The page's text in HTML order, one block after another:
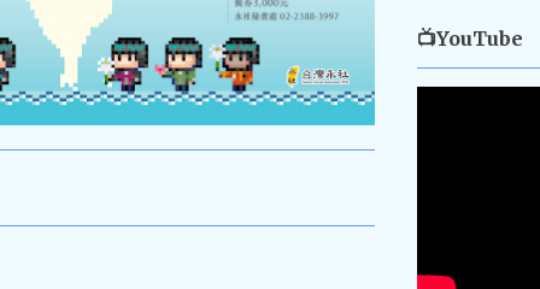
📺YouTube